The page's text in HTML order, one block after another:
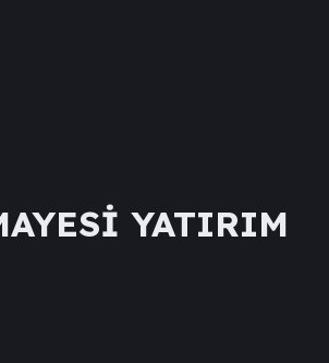
YATIRIM